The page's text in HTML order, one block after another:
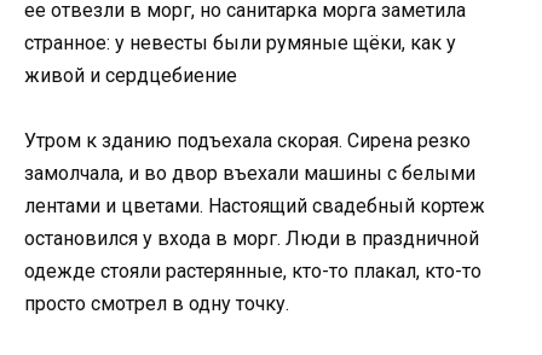
Утром к зданию подъехала скорая. Сирена резко
замолчала, и во двор въехали машины с белыми
лентами и цветами. Настоящий свадебный кортеж
остановился у входа в морг. Люди в праздничной
одежде стояли растерянные, кто-то плакал, кто-то
просто смотрел в одну точку.